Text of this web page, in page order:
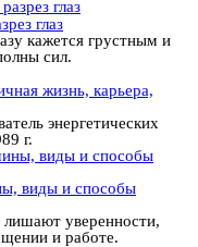
глаз
кажется грустным и
сил.
жизнь, карьера,
энергетических
г.
виды и способы
лишают уверенности,
и работе.